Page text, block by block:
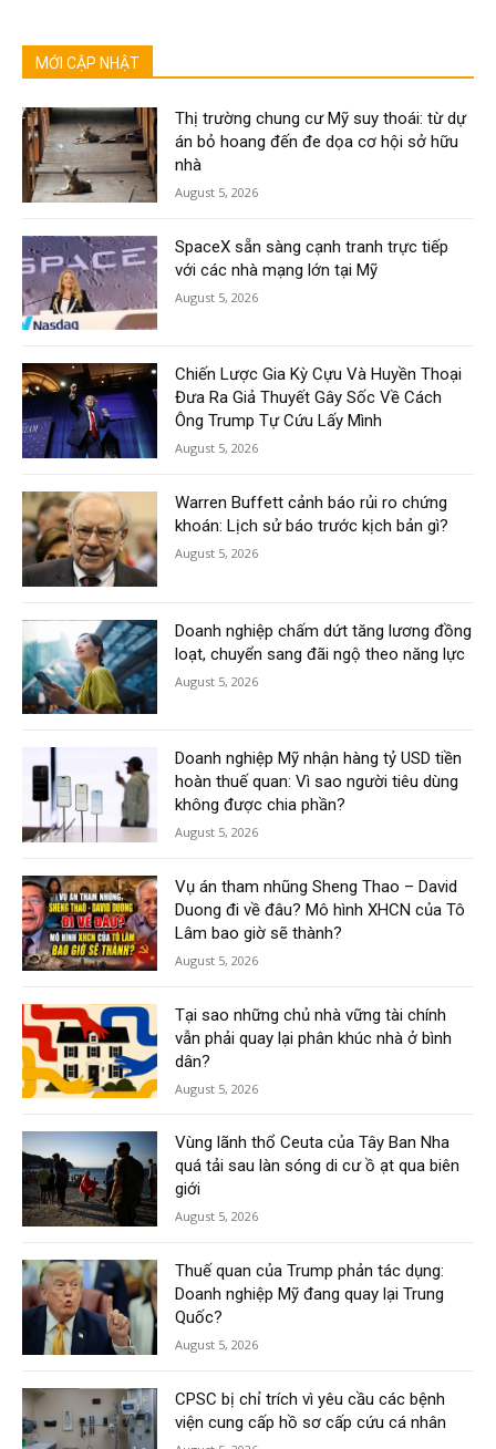
MỚI CẬP NHẬT
Thị trường chung cư Mỹ suy thoái: từ dự
án bỏ hoang đến đe dọa cơ hội sở hữu
nhà
August 5, 2026
SpaceX sẵn sàng cạnh tranh trực tiếp
với các nhà mạng lớn tại Mỹ
August 5, 2026
Chiến Lược Gia Kỳ Cựu Và Huyền Thoại
Đưa Ra Giả Thuyết Gây Sốc Về Cách
Ông Trump Tự Cứu Lấy Mình
August 5, 2026
Warren Buffett cảnh báo rủi ro chứng
khoán: Lịch sử báo trước kịch bản gì?
August 5, 2026
Doanh nghiệp chấm dứt tăng lương đồng
loạt, chuyển sang đãi ngộ theo năng lực
August 5, 2026
Doanh nghiệp Mỹ nhận hàng tỷ USD tiền
hoàn thuế quan: Vì sao người tiêu dùng
không được chia phần?
August 5, 2026
Vụ án tham nhũng Sheng Thao – David
Duong đi về đâu? Mô hình XHCN của Tô
Lâm bao giờ sẽ thành?
August 5, 2026
Tại sao những chủ nhà vững tài chính
vẫn phải quay lại phân khúc nhà ở bình
dân?
August 5, 2026
Vùng lãnh thổ Ceuta của Tây Ban Nha
quá tải sau làn sóng di cư ồ ạt qua biên
giới
August 5, 2026
Thuế quan của Trump phản tác dụng:
Doanh nghiệp Mỹ đang quay lại Trung
Quốc?
August 5, 2026
CPSC bị chỉ trích vì yêu cầu các bệnh
viện cung cấp hồ sơ cấp cứu cá nhân